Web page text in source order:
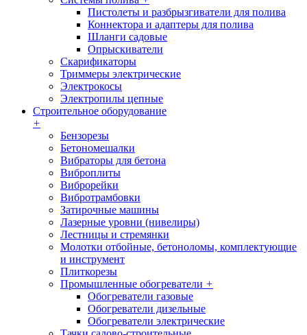
Пистолеты и разбрызгиватели для полива
Коннектора и адаптеры для полива
Шланги садовые
Опрыскиватели
Скарификаторы
Триммеры электрические
Электрокосы
Электропилы цепные
Строительное оборудование
+
Бензорезы
Бетономешалки
Вибраторы для бетона
Виброплиты
Виброрейки
Вибротрамбовки
Затирочные машины
Лазерные уровни (нивелиры)
Лестницы и стремянки
Молотки отбойные, бетоноломы, комплектующие
и инструмент
Плиткорезы
Промышленные обогреватели +
Обогреватели газовые
Обогреватели дизельные
Обогреватели электрические